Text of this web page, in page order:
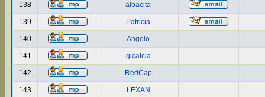
138 albacita
139 Patricia
140 Angelo
141 gicalcia
142 RedCap
143 LEXAN